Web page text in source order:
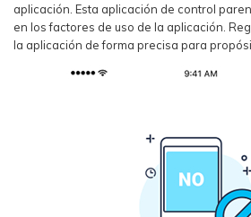
aplicación. Esta aplicación de control
en los factores de uso de la aplicación.
la aplicación de forma precisa para